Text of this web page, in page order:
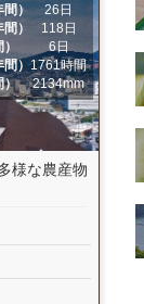
間）
26日
）
118日
6日
間）1761時間
）
2134mm
様な農産物